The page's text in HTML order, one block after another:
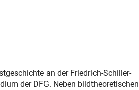
an der Friedrich-Schiller-
der DFG. Neben bildtheoretischen